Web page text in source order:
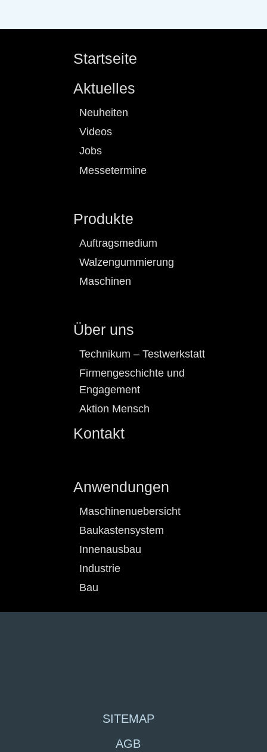
Startseite
Aktuelles
Neuheiten
Videos
Jobs
Messetermine
Produkte
Auftragsmedium
Walzengummierung
Maschinen
Über uns
Technikum – Testwerkstatt
Firmengeschichte und
Engagement
Aktion Mensch
Kontakt
Anwendungen
Maschinenuebersicht
Baukastensystem
Innenausbau
Industrie
Bau
SITEMAP
AGB